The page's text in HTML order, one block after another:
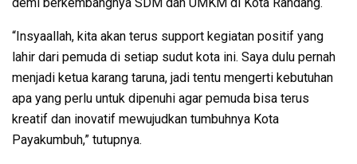
“Insyaallah, kita akan terus support kegiatan positif yang
lahir dari pemuda di setiap sudut kota ini. Saya dulu pernah
menjadi ketua karang taruna, jadi tentu mengerti kebutuhan
apa yang perlu untuk dipenuhi agar pemuda bisa terus
kreatif dan inovatif mewujudkan tumbuhnya Kota
Payakumbuh,” tutupnya.